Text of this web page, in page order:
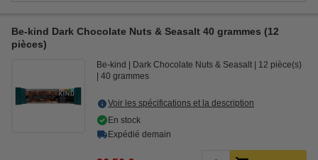
Be-kind Dark Chocolate Nuts & Seasalt 40 grammes (12
pièces)
Be-kind Dark Chocolate Nuts & Seasalt
12 pièce(s)
40 grammes
Voir les spécifications et la description
En stock
Expédié demain